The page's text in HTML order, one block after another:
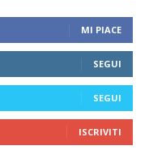
MI PIACE
SEGUI
SEGUI
ISCRIVITI